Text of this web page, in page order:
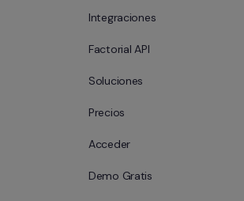
Integraciones
Factorial API
Soluciones
Precios
Acceder
Demo Gratis